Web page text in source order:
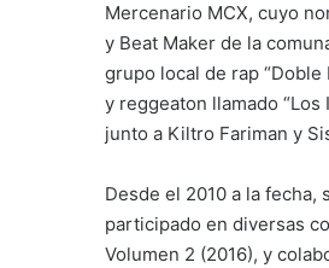
Mercenario MCX, cuyo
y Beat Maker de la
grupo local de rap
y reggeaton llamado “Los
junto a Kiltro Fariman y
Desde el 2010 a la
participado en diversas
Volumen 2 (2016), y